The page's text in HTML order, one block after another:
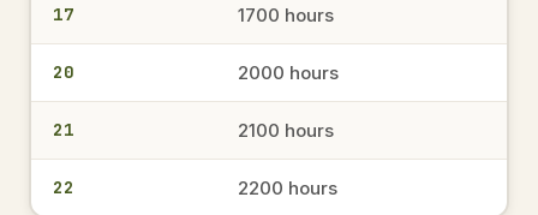
1534
軍用時間
→ 3:34 PM
1648
軍用時間
→
17 1700 hours
20 2000 hours
21 2100 hours
22 2200 hours